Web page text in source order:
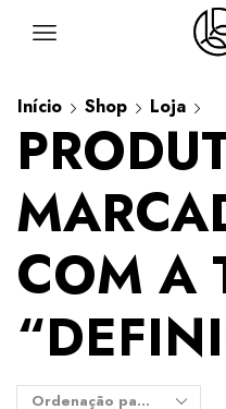
Início Shop Loja
COM A